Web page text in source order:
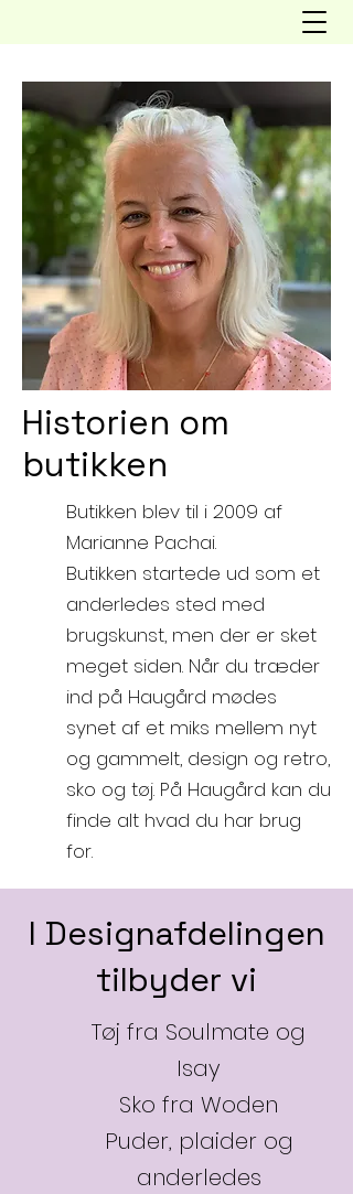
Historien om
butikken
Butikken blev til i 2009 af
Marianne Pachai.
Butikken startede ud som et
anderledes sted med
brugskunst, men der er sket
meget siden. Når du træder
ind på Haugård mødes
synet af et miks mellem nyt
og gammelt, design og retro,
sko og tøj. På Haugård kan du
finde alt hvad du har brug
for.
I Designafdelingen
tilbyder vi
Tøj fra Soulmate og
Isay
Sko fra Woden
Puder, plaider og
anderledes